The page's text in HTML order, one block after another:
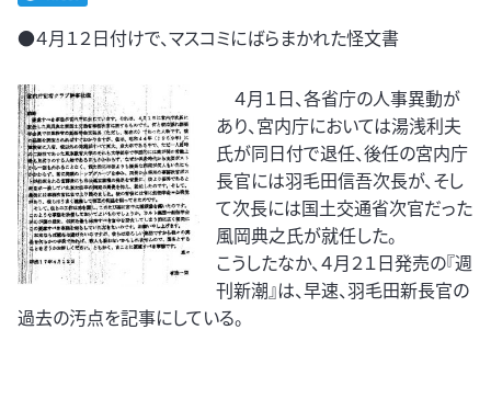
●４月１２日付けで、マスコミにばらまかれた怪文書
４月１日、各省庁の人事異動が
あり、宮内庁においては湯浅利夫
氏が同日付で退任、後任の宮内庁
長官には羽毛田信吾次長が、そし
て次長には国土交通省次官だった
風岡典之氏が就任した。
こうしたなか、４月２１日発売の『週
刊新潮』は、早速、羽毛田新長官の
過去の汚点を記事にしている。